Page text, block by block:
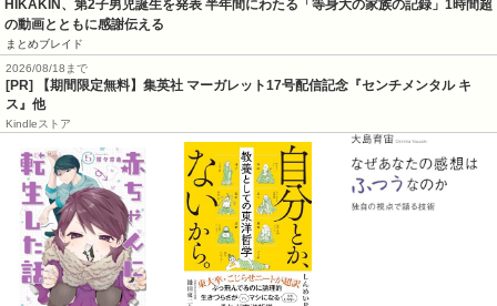
HIKAKIN、第2子男児誕生を発表 半年間にわたる「等身大の家族の記録」1時間超
の動画とともに感謝伝える
まとめブレイド
2026/08/18まで
[PR] 【期間限定無料】集英社 マーガレット17号配信記念『センチメンタル キ
ス』他
Kindleストア